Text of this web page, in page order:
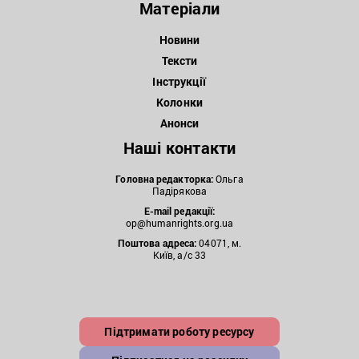
Матеріали
Новини
Тексти
Інструкції
Колонки
Анонси
Наші контакти
Головна редакторка:Ольга
Падірякова
E-mail редакції:
op@humanrights.org.ua
Поштова адреса:04071, м.
Київ, а/с 33
Підтримати роботу ресурсу